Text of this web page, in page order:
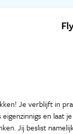
Je verblijft in
en laat
Jij beslist